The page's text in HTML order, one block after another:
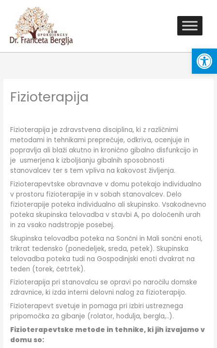
content
Fizioterapija
Fizioterapija je zdravstvena disciplina, ki z različnimi
metodami in tehnikami preprečuje, odkriva, ocenjuje in
popravlja ali blaži akutno in kronično gibalno disfunkcijo in
je usmerjena k izboljšanju gibalnih sposobnosti
stanovalcev ter s tem vpliva na kakovost življenja.
Fizioterapevtske obravnave v domu potekajo individualno
v prostoru fizioterapije in v sobah stanovalcev. Delo
fizioterapije poteka individualno ali skupinsko. Vsakodnevno
poteka skupinska telovadba v stavbi A, po določenih urah
in za vsako nadstropje posebej.
Skupinska telovadba poteka na Sončni in Mali sončni enoti,
trikrat tedensko (ponedeljek, sreda, petek). Skupinska
telovadba poteka tudi na Gospodinjski enoti dvakrat na
teden (torek, četrtek).
Fizioterapija pri stanovalcu se opravi po naročilu domske
zdravnice, ki izda interni delovni nalog za fizioterapijo.
Fizioterapevt svetuje in pomaga pri izbiri ustreznega
pripomočka za gibanje (rolator, hodulja, bergla,..).
Fizioterapevtske metode in tehnike, ki jih izvajamo v
domu so: